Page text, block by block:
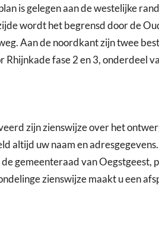
is gelegen aan de westelijke
wordt het begrensd door de
Aan de noordkant zijn twee
fase 2 en 3, onderdeel
zijn zienswijze over het
altijd uw naam en
gemeenteraad van
zienswijze maakt u een